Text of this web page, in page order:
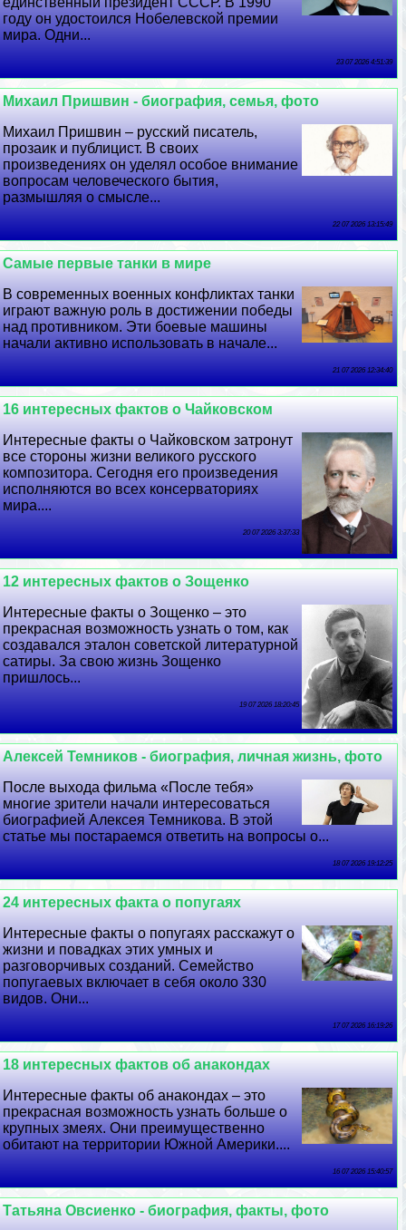
году он удостоился Нобелевской премии
мира. Одни...
23 07 2026 4:51:39
Михаил Пришвин - биография, семья, фото
Михаил Пришвин – русский писатель,
прозаик и публицист. В своих
произведениях он уделял особое внимание
вопросам человеческого бытия,
размышляя о смысле...
22 07 2026 13:15:49
Самые первые танки в мире
В современных военных конфликтах танки
играют важную роль в достижении победы
над противником. Эти боевые машины
начали активно использовать в начале...
21 07 2026 12:34:40
16 интересных фактов о Чайковском
Интересные факты о Чайковском затронут
все стороны жизни великого русского
композитора. Сегодня его произведения
исполняются во всех консерваториях
мира....
20 07 2026 3:37:33
12 интересных фактов о Зощенко
Интересные факты о Зощенко – это
прекрасная возможность узнать о том, как
создавался эталон советской литературной
сатиры. За свою жизнь Зощенко
пришлось...
19 07 2026 18:20:45
Алексей Темников - биография, личная жизнь, фото
После выхода фильма «После тебя»
многие зрители начали интересоваться
биографией Алексея Темникова. В этой
статье мы постараемся ответить на вопросы о...
18 07 2026 19:12:25
24 интересных факта о попугаях
Интересные факты о попугаях расскажут о
жизни и повадках этих умных и
разговорчивых созданий. Семейство
попугаевых включает в себя около 330
видов. Они...
17 07 2026 16:19:26
18 интересных фактов об анакондах
Интересные факты об анакондах – это
прекрасная возможность узнать больше о
крупных змеях. Они преимущественно
обитают на территории Южной Америки....
16 07 2026 15:40:57
Татьяна Овсиенко - биография, факты, фото